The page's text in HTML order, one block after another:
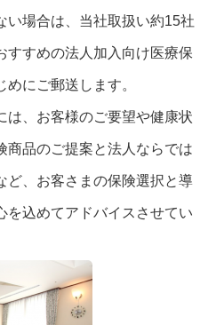
い場合は、当社取扱い約15社
すすめの法人加入向け医療保
にご郵送します。
は、お客様のご要望や健康状
商品のご提案と法人ならでは
ど、お客さまの保険選択と導
を込めてアドバイスさせてい